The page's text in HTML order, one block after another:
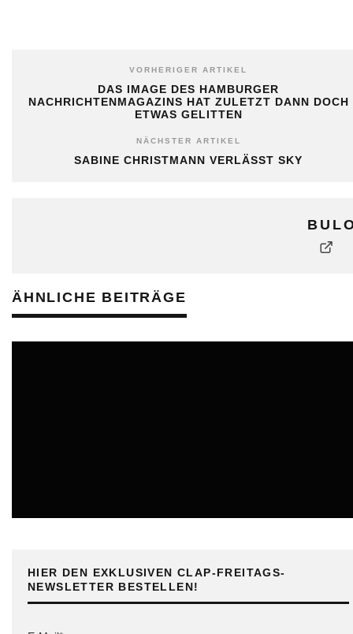
VORHERIGER ARTIKEL
DAS IMAGE DES HAMBURGER
NACHRICHTENMAGAZINS HAT ZULETZT DANN DOCH
ETWAS GELITTEN
NÄCHSTER ARTIKEL
SABINE CHRISTMANN VERLÄSST SKY
ÄHNLICHE BEITRÄGE
HIER DEN EXKLUSIVEN CLAP-FREITAGS-
NEWSLETTER BESTELLEN!